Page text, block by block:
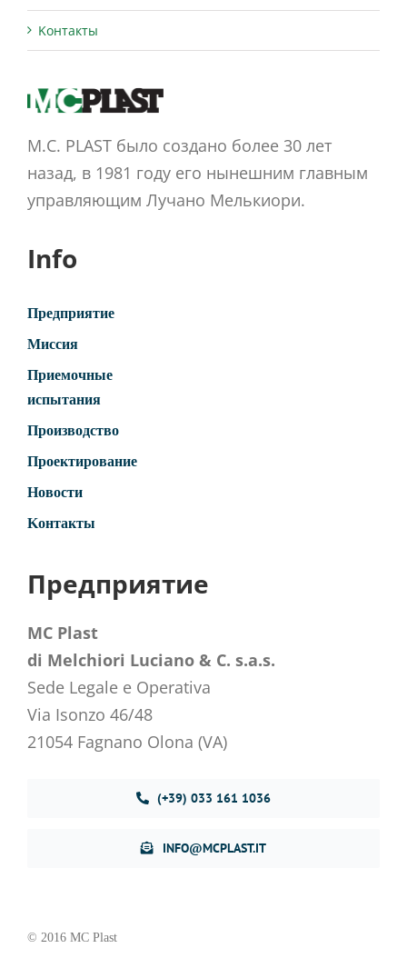
Kонтакты
M.C. PLAST было создано более 30 лет
назад, в 1981 году его нынешним главным
управляющим Лучано Мелькиори.
Info
Предприятие
Миссия
Приемочные
испытания
Производство
Проектирование
Новости
Kонтакты
Предприятие
MC Plast
di Melchiori Luciano & C. s.a.s.
Sede Legale e Operativa
Via Isonzo 46/48
21054 Fagnano Olona (VA)
(+39) 033 161 1036
INFO@MCPLAST.IT
© 2016 MC Plast